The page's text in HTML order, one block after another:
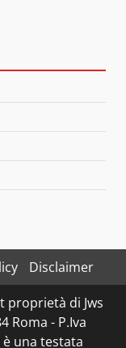
Disclaimer
proprietà di Jws
Roma - P.Iva
è una testata